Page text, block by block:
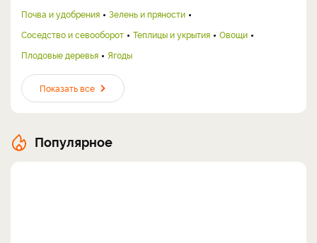
Почва и удобрения
Зелень и пряности
Соседство и севооборот
Теплицы и укрытия
Овощи
Плодовые деревья
Ягоды
Показать все
Популярное